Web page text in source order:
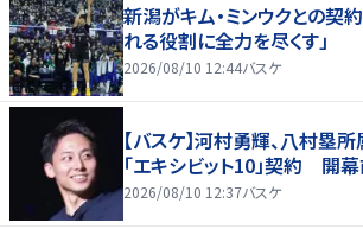
新潟がキム・ミンウクとの契
れる役割に全力を尽くす」
2026/08/10 12:44バスケ
【バスケ】河村勇輝、八村塁
「エキシビット10」契約 開
2026/08/10 12:37バスケ